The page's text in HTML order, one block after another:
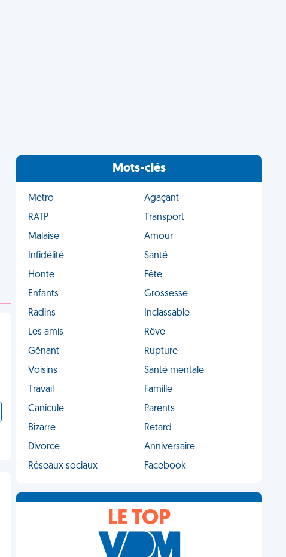
Mots-clés
Métro
Agaçant
RATP
Transport
Malaise
Amour
Infidélité
Santé
Honte
Fête
Enfants
Grossesse
Radins
Inclassable
Les amis
Rêve
Gênant
Rupture
Voisins
Santé mentale
Travail
Famille
Canicule
Parents
Bizarre
Retard
Divorce
Anniversaire
Réseaux sociaux
Facebook
LE TOP